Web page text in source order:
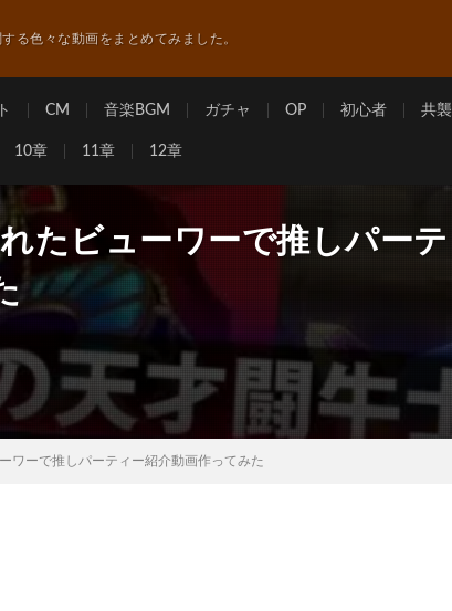
る色々な動画をまとめてみました。
CM 音楽BGM ガチャ OP 初心者 共襲
10章 11章 12章
たビューワーで推しパーテ
ワーで推しパーティー紹介動画作ってみた